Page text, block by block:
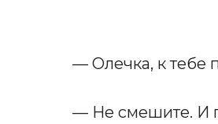
— Олечка, к тебе
— Не смешите. И